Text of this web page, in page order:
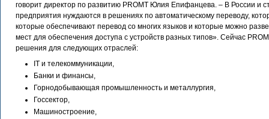
говорит директор по развитию PROMT Юлия Епифанцева. – В России и
предприятия нуждаются в решениях по автоматическому переводу,
которые обеспечивают перевод со многих языков и которые можно
мест для обеспечения доступа с устройств разных типов». Сейчас
решения для следующих отраслей:
IT и телекоммуникации,
Банки и финансы,
Горнодобывающая промышленность и металлургия,
Госсектор,
Машиностроение,